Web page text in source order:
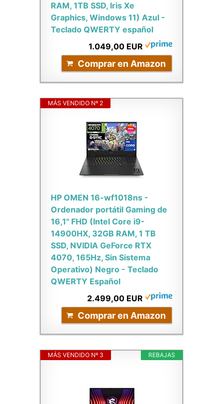
RAM, 1TB SSD, Iris Xe
Graphics, Windows 11) Azul -
Teclado QWERTY español
1.049,00 EUR
Comprar en Amazon
MÁS VENDIDO Nº 2
HP OMEN 16-wf1018ns -
Ordenador portátil Gaming de
16,1" FHD (Intel Core i9-
14900HX, 32GB RAM, 1 TB
SSD, NVIDIA GeForce RTX
4070, 165Hz, Sin Sistema
Operativo) Negro - Teclado
QWERTY Español
2.499,00 EUR
Comprar en Amazon
REBAJAS
MÁS VENDIDO Nº 3